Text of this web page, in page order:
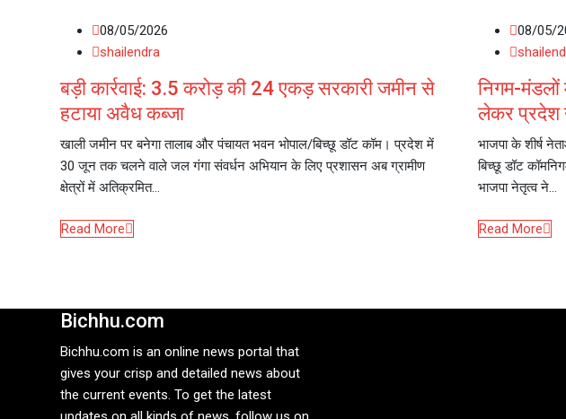
08/05/2026
shailendra
बड़ी कार्रवाई: 3.5 करोड़ की 24 एकड़ सरकारी जमीन से
हटाया अवैध कब्जा
खाली जमीन पर बनेगा तालाब और पंचायत भवन भोपाल/बिच्छू डॉट कॉम। प्रदेश में
30 जून तक चलने वाले जल गंगा संवर्धन अभियान के लिए प्रशासन अब ग्रामीण
क्षेत्रों में अतिक्रमित…
Read More
08/05/
निगम-मंडलों
लेकर प्रदेश
भाजपा के शीर्ष
बिच्छू डॉट
भाजपा नेतृत्व ने…
Read More
Bichhu.com
Bichhu.com is an online news portal that
gives your crisp and detailed news about
the current events. To get the latest